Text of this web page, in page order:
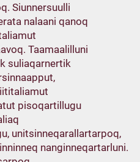
Siunnersuulli
nalaani qanoq
Taamaalilluni
suliaqarnertik
pisoqartillugu
unitsinneqarallartarpoq,
nanginneqartarluni.